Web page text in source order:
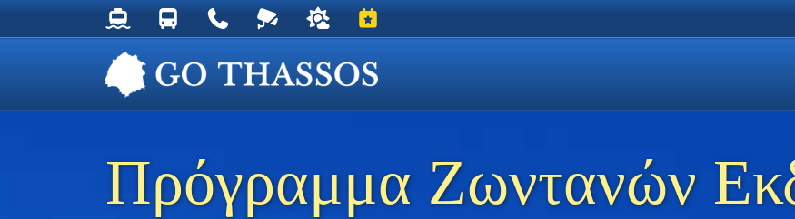
Δρομολόγια Φέρυ για Θάσο
Δρομολόγια Λεωφορείων Θάσου
Χρήσιμα Τηλέφωνα
Ζωντανή Κάμερα στη Χρυσή Ακτή
Ο καιρός στη Θάσο
Εκδηλώσεις στη Θάσο
Πρόγραμμα Ζωντανών